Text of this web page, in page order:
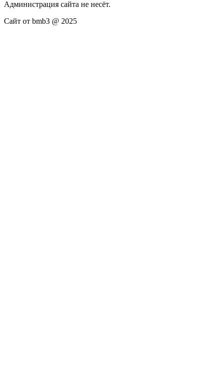
Администрация сайта не несёт.
Сайт от bmb3 @ 2025